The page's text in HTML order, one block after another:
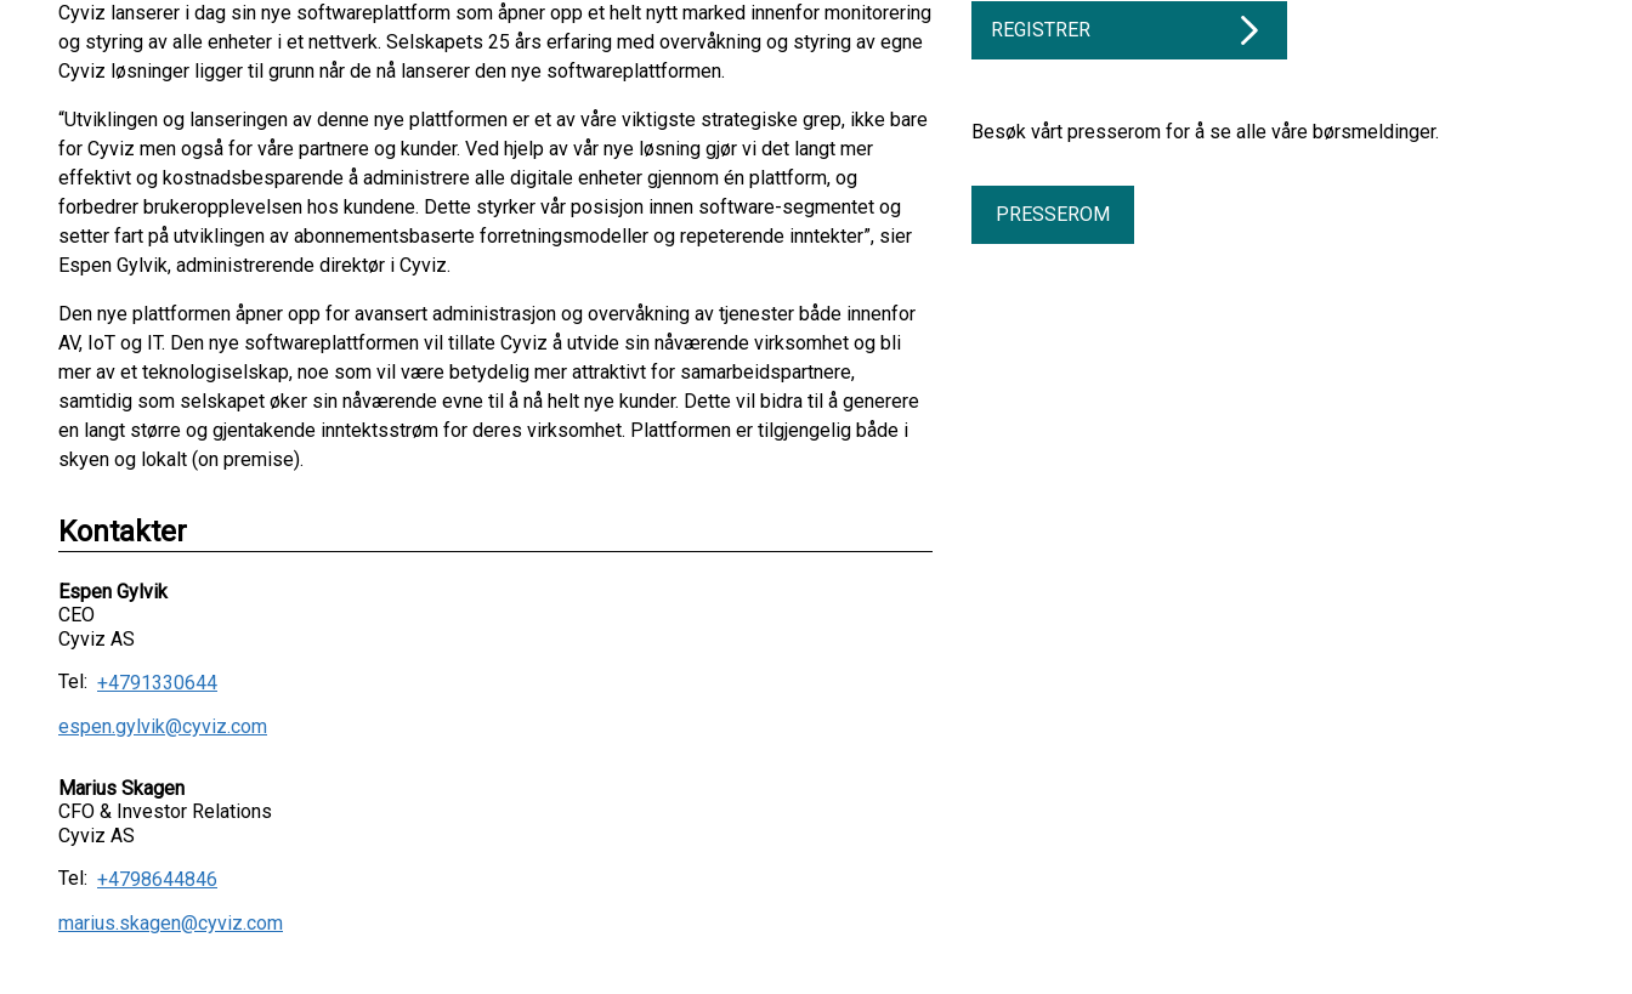
Cyviz lanserer i dag sin nye softwareplattform som åpner opp et helt nytt marked innenfor monitorering
og styring av alle enheter i et nettverk. Selskapets 25 års erfaring med overvåkning og styring av egne
Cyviz løsninger ligger til grunn når de nå lanserer den nye softwareplattformen.
“Utviklingen og lanseringen av denne nye plattformen er et av våre viktigste strategiske grep, ikke bare
for Cyviz men også for våre partnere og kunder. Ved hjelp av vår nye løsning gjør vi det langt mer
effektivt og kostnadsbesparende å administrere alle digitale enheter gjennom én plattform, og
forbedrer brukeropplevelsen hos kundene. Dette styrker vår posisjon innen software-segmentet og
setter fart på utviklingen av abonnementsbaserte forretningsmodeller og repeterende inntekter”, sier
Espen Gylvik, administrerende direktør i Cyviz.
Den nye plattformen åpner opp for avansert administrasjon og overvåkning av tjenester både innenfor
AV, IoT og IT. Den nye softwareplattformen vil tillate Cyviz å utvide sin nåværende virksomhet og bli
mer av et teknologiselskap, noe som vil være betydelig mer attraktivt for samarbeidspartnere,
samtidig som selskapet øker sin nåværende evne til å nå helt nye kunder. Dette vil bidra til å generere
en langt større og gjentakende inntektsstrøm for deres virksomhet. Plattformen er tilgjengelig både i
skyen og lokalt (on premise).
Kontakter
Espen Gylvik
CEO
Cyviz AS
Tel: +4791330644
espen.gylvik@cyviz.com
Marius Skagen
CFO & Investor Relations
Cyviz AS
Tel: +4798644846
marius.skagen@cyviz.com
REGISTRER
Besøk vårt presserom for å se alle våre børsmeldinger.
PRESSEROM